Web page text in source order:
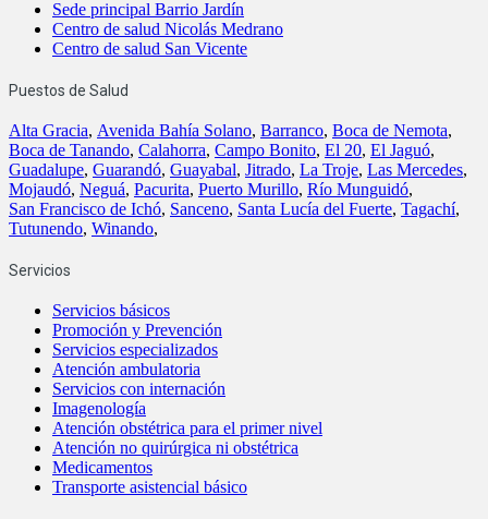
Sede principal Barrio Jardín
Centro de salud Nicolás Medrano
Centro de salud San Vicente
Puestos de Salud
Alta Gracia, Avenida Bahía Solano, Barranco, Boca de Nemota,
Boca de Tanando, Calahorra, Campo Bonito, El 20, El Jaguó,
Guadalupe, Guarandó, Guayabal, Jitrado, La Troje, Las Mercedes,
Mojaudó, Neguá, Pacurita, Puerto Murillo, Río Munguidó,
San Francisco de Ichó, Sanceno, Santa Lucía del Fuerte, Tagachí,
Tutunendo, Winando,
Servicios
Servicios básicos
Promoción y Prevención
Servicios especializados
Atención ambulatoria
Servicios con internación
Imagenología
Atención obstétrica para el primer nivel
Atención no quirúrgica ni obstétrica
Medicamentos
Transporte asistencial básico